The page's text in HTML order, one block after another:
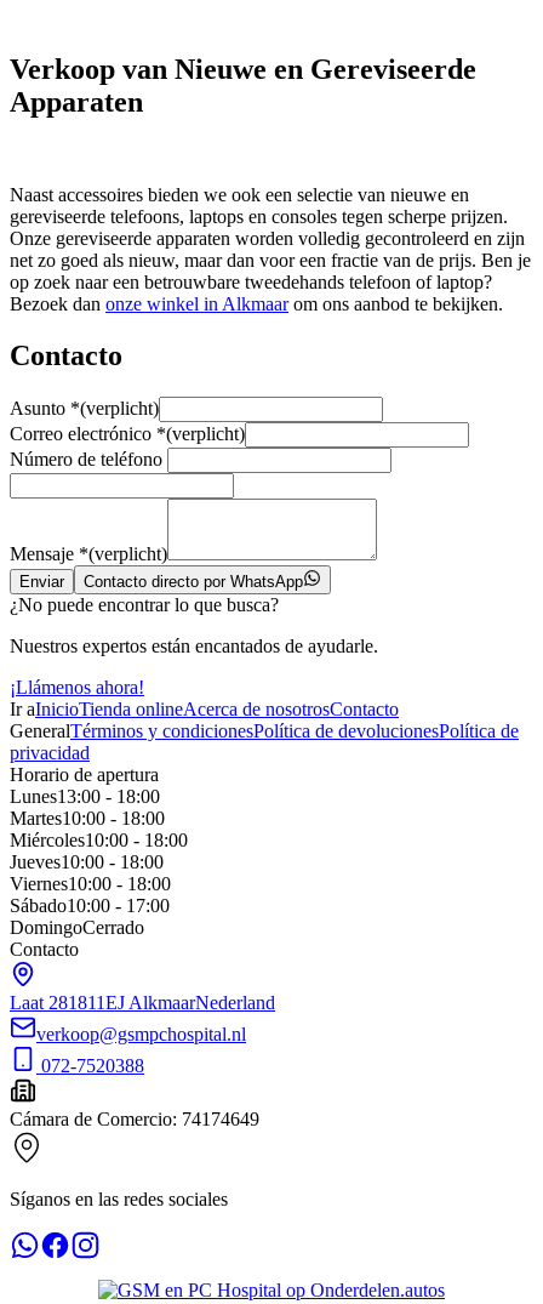
Verkoop van Nieuwe en Gereviseerde
Apparaten
Naast accessoires bieden we ook een selectie van nieuwe en
gereviseerde telefoons, laptops en consoles tegen scherpe prijzen.
Onze gereviseerde apparaten worden volledig gecontroleerd en zijn
net zo goed als nieuw, maar dan voor een fractie van de prijs. Ben je
op zoek naar een betrouwbare tweedehands telefoon of laptop?
Bezoek dan onze winkel in Alkmaarom ons aanbod te bekijken.
Contacto
Asunto *(verplicht)
Correo electrónico *(verplicht)
Número de teléfono
Mensaje *(verplicht)
Enviar Contacto directo por WhatsApp
¿No puede encontrar lo que busca?
Nuestros expertos están encantados de ayudarle.
¡Llámenos ahora!
Ir aInicioTienda onlineAcerca de nosotrosContacto
GeneralTérminos y condicionesPolítica de devolucionesPolítica de
privacidad
Horario de apertura
Lunes13:00 - 18:00
Martes10:00 - 18:00
Miércoles10:00 - 18:00
Jueves10:00 - 18:00
Viernes10:00 - 18:00
Sábado10:00 - 17:00
DomingoCerrado
Contacto
Laat 281811EJ AlkmaarNederland
verkoop@gsmpchospital.nl
072-7520388
Cámara de Comercio: 74174649
Síganos en las redes sociales